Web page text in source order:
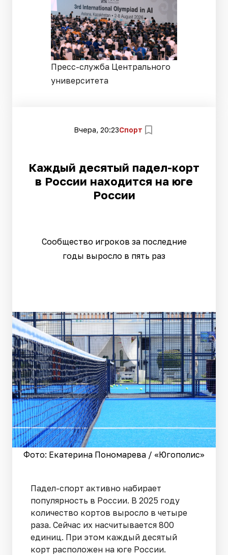
Пресс-служба Центрального
университета
Вчера, 20:23Спорт
Каждый десятый падел-корт
в России находится на юге
России
Сообщество игроков за последние
годы выросло в пять раз
Фото: Екатерина Пономарева / «Югополис»
Падел-спорт активно набирает
популярность в России. В 2025 году
количество кортов выросло в четыре
раза. Сейчас их насчитывается 800
единиц. При этом каждый десятый
корт расположен на юге России.